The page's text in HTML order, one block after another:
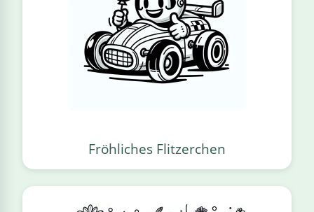
Fröhliches Flitzerchen